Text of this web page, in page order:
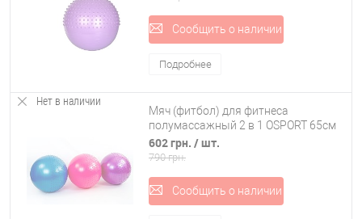
Сообщить о наличии
Подробнее
Нет в наличии
Мяч (фитбол) для фитнеса
полумассажный 2 в 1 OSPORT 65см
(FI­-4437-65)
602 грн. / шт.
790 грн.
Сообщить о наличии